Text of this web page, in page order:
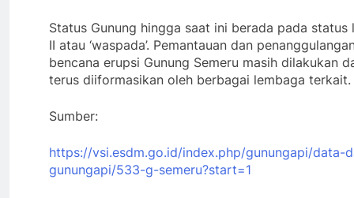
Status Gunung hingga saat ini berada pada status
II atau ‘waspada’. Pemantauan dan
bencana erupsi Gunung Semeru masih dilakukan
terus diiformasikan oleh berbagai lembaga terkait.
Sumber:
https://vsi.esdm.go.id/index.php/gunungapi/data-
gunungapi/533-g-semeru?start=1